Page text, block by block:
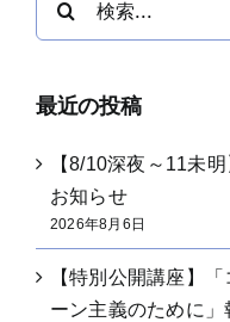
最近の投稿
【8/10深夜～11未
お知らせ
2026年8月6日
【特別公開講座】
ーン主義のために」